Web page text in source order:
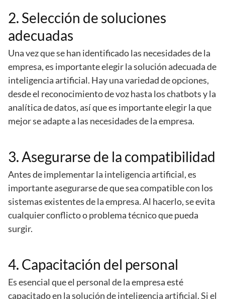
2. Selección de soluciones
adecuadas
Una vez que se han identificado las necesidades de la
empresa, es importante elegir la solución adecuada de
inteligencia artificial. Hay una variedad de opciones,
desde el reconocimiento de voz hasta los chatbots y la
analítica de datos, así que es importante elegir la que
mejor se adapte a las necesidades de la empresa.
3. Asegurarse de la compatibilidad
Antes de implementar la inteligencia artificial, es
importante asegurarse de que sea compatible con los
sistemas existentes de la empresa. Al hacerlo, se evita
cualquier conflicto o problema técnico que pueda
surgir.
4. Capacitación del personal
Es esencial que el personal de la empresa esté
capacitado en la solución de inteligencia artificial. Si el